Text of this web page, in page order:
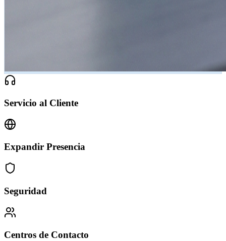
Servicio al Cliente
Expandir Presencia
Seguridad
Centros de Contacto